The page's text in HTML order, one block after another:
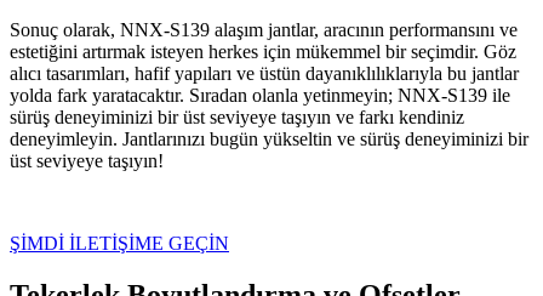
Sonuç olarak, NNX-S139 alaşım jantlar, aracının performansını ve
estetiğini artırmak isteyen herkes için mükemmel bir seçimdir. Göz
alıcı tasarımları, hafif yapıları ve üstün dayanıklılıklarıyla bu jantlar
yolda fark yaratacaktır. Sıradan olanla yetinmeyin; NNX-S139 ile
sürüş deneyiminizi bir üst seviyeye taşıyın ve farkı kendiniz
deneyimleyin. Jantlarınızı bugün yükseltin ve sürüş deneyiminizi bir
üst seviyeye taşıyın!
ŞİMDİ İLETİŞİME GEÇİN